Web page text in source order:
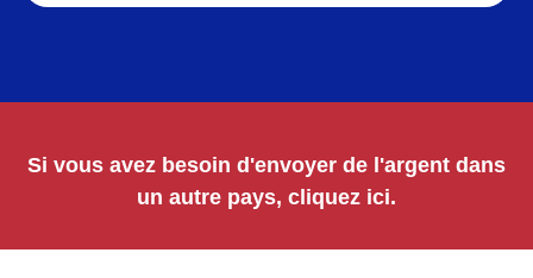
Si vous avez besoin d'envoyer de l'argent dans
un autre pays, cliquez ici.